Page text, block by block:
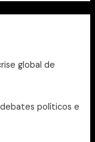
global de
políticos e